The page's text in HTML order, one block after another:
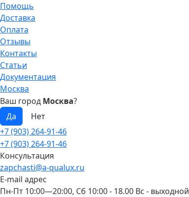
Помощь
Доставка
Оплата
Отзывы
Контакты
Статьи
Документация
Москва
Ваш город Москва?
+7 (903) 264-91-46
+7 (903) 264-91-46
Консультация
zapchasti@a-qualux.ru
E-mail адрес
Пн-Пт 10:00—20:00, Сб 10:00 - 18.00 Вс - выходной